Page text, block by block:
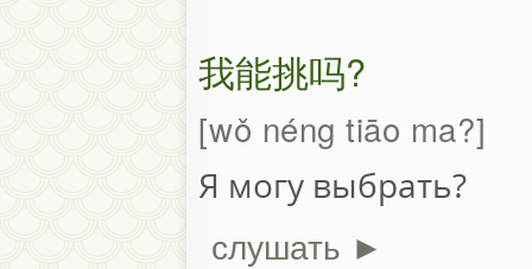
我能挑吗?
wǒ néng tiāo ma?
Я могу выбрать?
слушать ►